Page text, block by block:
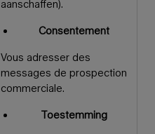
aanschaffen).
Consentement
Vous adresser des
messages de prospection
commerciale.
Toestemming